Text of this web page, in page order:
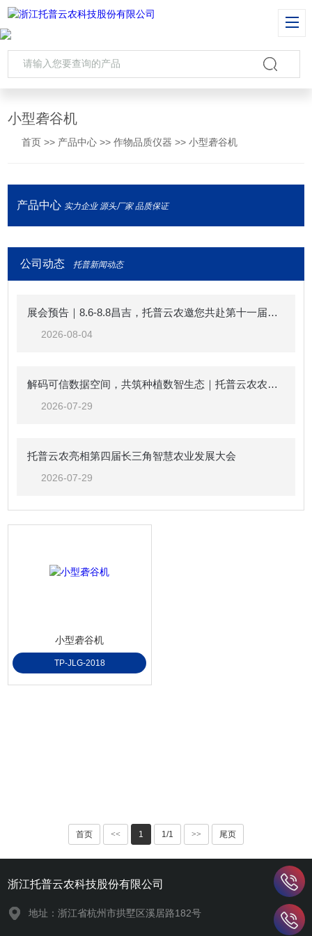
小型砻谷机
首页 >> 产品中心 >>作物品质仪器 >>小型砻谷机
产品中心 实力企业 源头厂家 品质保证
公司动态 托普新闻动态
展会预告｜8.6-8.8昌吉，托普云农邀您共赴第十一届中国新疆种子展示交易会
2026-08-04
解码可信数据空间，共筑种植数智生态｜托普云农农业（种植）可信数据空间生态共建倡议
2026-07-29
托普云农亮相第四届长三角智慧农业发展大会
2026-07-29
小型砻谷机
TP-JLG-2018
首页 << 1 1/1 >> 尾页
浙江托普云农科技股份有限公司
地址：浙江省杭州市拱墅区溪居路182号